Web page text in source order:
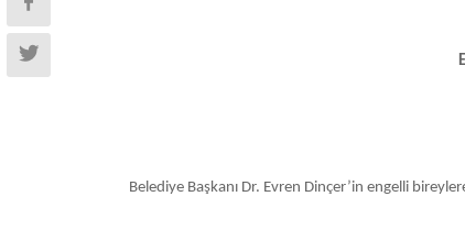
Belediye Başkanı Dr. Evren Dinçer’in engelli